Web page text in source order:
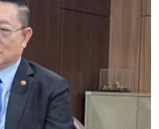
lịch